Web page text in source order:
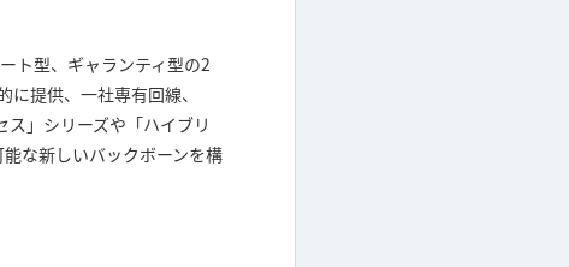
ト型、ギャランティ型の2
提供、一社専有回線、
」シリーズや「ハイブリ
な新しいバックボーンを構